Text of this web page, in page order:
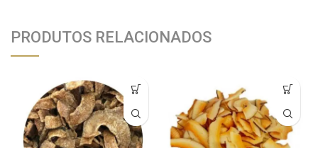
PRODUTOS RELACIONADOS